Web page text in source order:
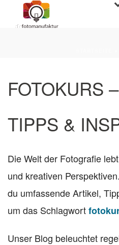
FOTOKURS
TIPPS &
Die Welt der Fotografie
und kreativen
du umfassende Artikel,
um das Schlagwort
Unser Blog beleuchtet